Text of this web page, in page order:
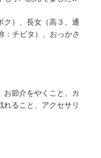
ク）、長女（高３、通
：チビタ）、おっかさ
お節介をやくこと、カ
ること、アクセサリ